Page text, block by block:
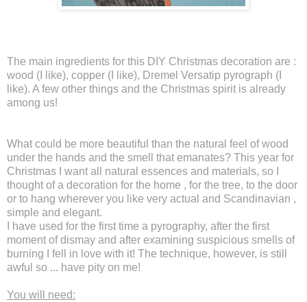
The main ingredients for this DIY Christmas decoration are :
wood (I like), copper (I like), Dremel Versatip pyrograph (I
like). A few other things and the Christmas spirit is already
among us!
What could be more beautiful than the natural feel of wood
under the hands and the smell that emanates? This year for
Christmas I want all natural essences and materials, so I
thought of a decoration for the home , for the tree, to the door
or to hang wherever you like very actual and Scandinavian ,
simple and elegant.
I have used for the first time a pyrography, after the first
moment of dismay and after examining suspicious smells of
burning I fell in love with it! The technique, however, is still
awful so ... have pity on me!
You will need: